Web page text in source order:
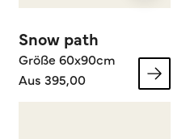
Snow path
Größe 60x90cm
Aus 395,00